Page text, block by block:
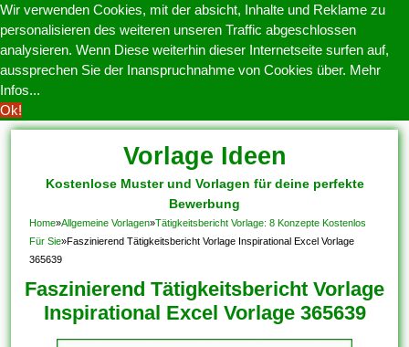
Wir verwenden Cookies, mit der absicht, Inhalte und Reklame zu
personalisieren des weiteren unseren Traffic abgeschlossen
analysieren. Wenn Diese weiterhin dieser Internetseite surfen auf,
aussprechen Sie der Inanspruchnahme von Cookies über. Mehr
Infos...
Ok!
Vorlage Ideen
Kostenlose Muster und Vorlagen für deine perfekte
Bewerbung
Home»Allgemeine Vorlagen»Tätigkeitsbericht Vorlage: 8 Konzepte Kostenlos
Für Sie»Faszinierend Tätigkeitsbericht Vorlage Inspirational Excel Vorlage
365639
Faszinierend Tätigkeitsbericht Vorlage
Inspirational Excel Vorlage 365639